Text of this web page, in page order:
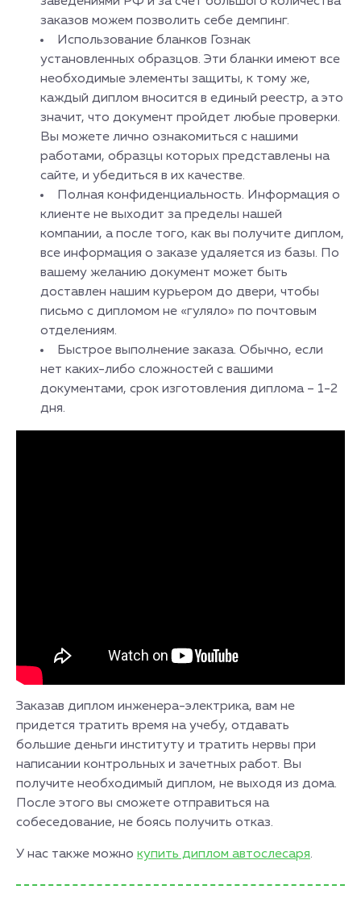
заказов можем позволить себе демпинг.
Использование бланков Гознак
установленных образцов. Эти бланки имеют все
необходимые элементы защиты, к тому же,
каждый диплом вносится в единый реестр, а это
значит, что документ пройдет любые проверки.
Вы можете лично ознакомиться с нашими
работами, образцы которых представлены на
сайте, и убедиться в их качестве.
Полная конфиденциальность. Информация о
клиенте не выходит за пределы нашей
компании, а после того, как вы получите диплом,
все информация о заказе удаляется из базы. По
вашему желанию документ может быть
доставлен нашим курьером до двери, чтобы
письмо с дипломом не «гуляло» по почтовым
отделениям.
Быстрое выполнение заказа. Обычно, если
нет каких-либо сложностей с вашими
документами, срок изготовления диплома – 1-2
дня.
Заказав диплом инженера-электрика, вам не
придется тратить время на учебу, отдавать
большие деньги институту и тратить нервы при
написании контрольных и зачетных работ. Вы
получите необходимый диплом, не выходя из дома.
После этого вы сможете отправиться на
собеседование, не боясь получить отказ.
У нас также можно купить диплом автослесаря.